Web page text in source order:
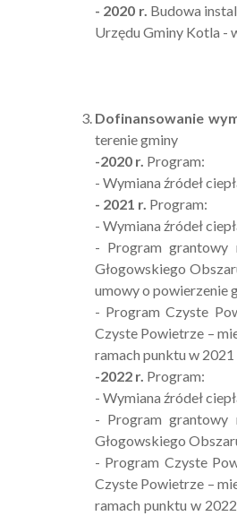
- 2020 r. Budowa
Urzędu Gminy Kotla -
Dofinansowanie
terenie gminy
-2020 r. Program:
- Wymiana źródeł
- 2021 r. Program:
- Wymiana źródeł
- Program grantowy
Głogowskiego
umowy o powierzenie
- Program Czyste
Czyste Powietrze –
ramach punktu w
-2022 r. Program:
- Wymiana źródeł
- Program grantowy
Głogowskiego
- Program Czyste
Czyste Powietrze –
ramach punktu w